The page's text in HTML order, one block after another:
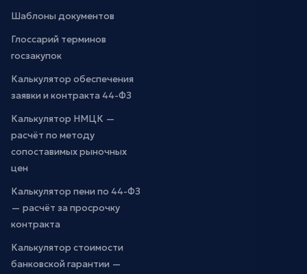
Шаблоны документов
Глоссарий терминов
госзакупок
Калькулятор обеспечения
заявки и контракта 44-ФЗ
Калькулятор НМЦК —
расчёт по методу
сопоставимых рыночных
цен
Калькулятор пени по 44-ФЗ
— расчёт за просрочку
контракта
Калькулятор стоимости
банковской гарантии —